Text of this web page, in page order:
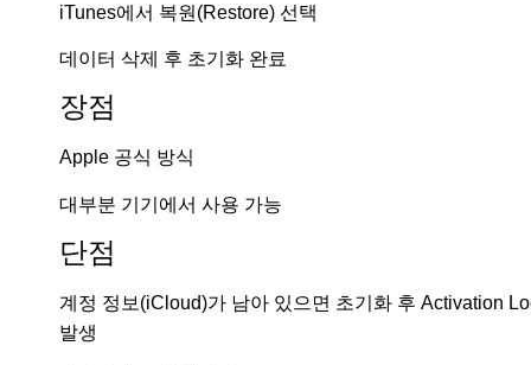
iTunes에서 복원(Restore) 선택
데이터 삭제 후 초기화 완료
장점
Apple 공식 방식
대부분 기기에서 사용 가능
단점
계정 정보(iCloud)가 남아 있으면 초기화 후 Activation
발생